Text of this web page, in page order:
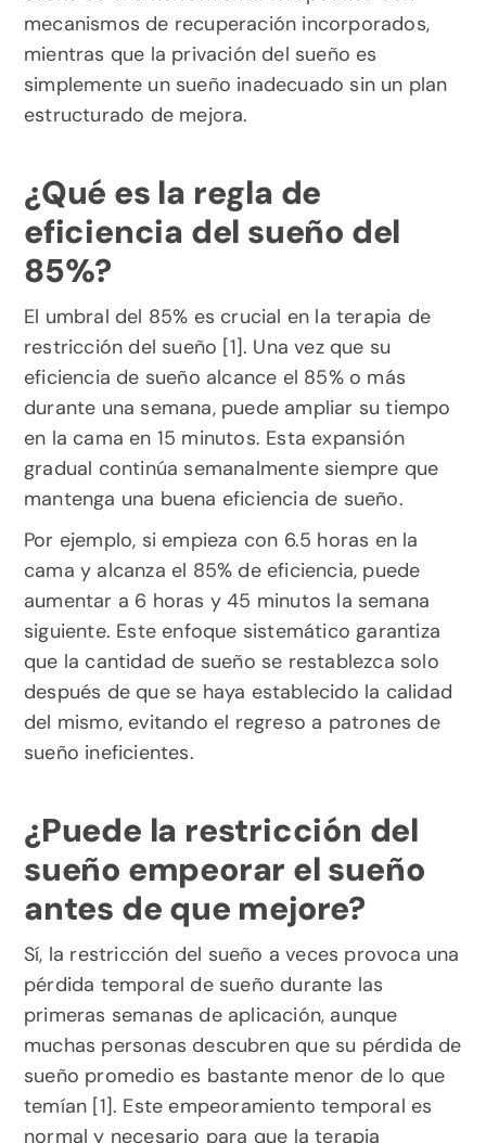
mecanismos de recuperación incorporados,
mientras que la privación del sueño es
simplemente un sueño inadecuado sin un plan
estructurado de mejora.
¿Qué es la regla de
eficiencia del sueño del
85%?
El umbral del 85% es crucial en la terapia de
restricción del sueño [1]. Una vez que su
eficiencia de sueño alcance el 85% o más
durante una semana, puede ampliar su tiempo
en la cama en 15 minutos. Esta expansión
gradual continúa semanalmente siempre que
mantenga una buena eficiencia de sueño.
Por ejemplo, si empieza con 6.5 horas en la
cama y alcanza el 85% de eficiencia, puede
aumentar a 6 horas y 45 minutos la semana
siguiente. Este enfoque sistemático garantiza
que la cantidad de sueño se restablezca solo
después de que se haya establecido la calidad
del mismo, evitando el regreso a patrones de
sueño ineficientes.
¿Puede la restricción del
sueño empeorar el sueño
antes de que mejore?
Sí, la restricción del sueño a veces provoca una
pérdida temporal de sueño durante las
primeras semanas de aplicación, aunque
muchas personas descubren que su pérdida de
sueño promedio es bastante menor de lo que
temían [1]. Este empeoramiento temporal es
normal y necesario para que la terapia